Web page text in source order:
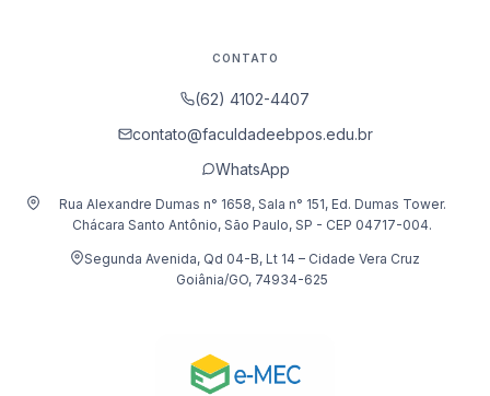
CONTATO
(62) 4102-4407
contato@faculdadeebpos.edu.br
WhatsApp
Rua Alexandre Dumas n° 1658, Sala n° 151, Ed. Dumas Tower.
Chácara Santo Antônio, São Paulo, SP - CEP 04717-004.
Segunda Avenida, Qd 04-B, Lt 14 – Cidade Vera Cruz
Goiânia/GO, 74934-625